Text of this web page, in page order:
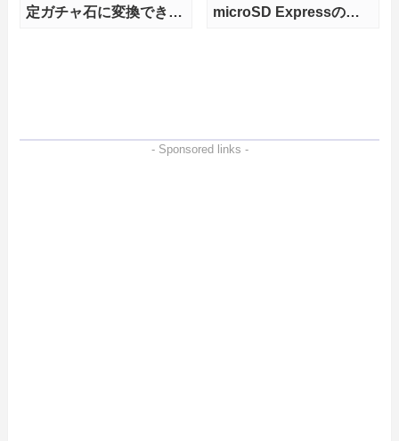
定ガチャ石に変換でき
microSD Expressの全
- Sponsored links -